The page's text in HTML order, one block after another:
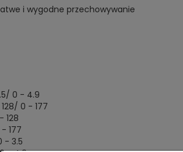
i wygodne przechowywanie
0 - 4.9
0 - 177
128
177
- 3.5